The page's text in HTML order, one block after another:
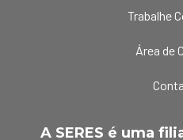
Trabalhe
Área de
A SERES é uma